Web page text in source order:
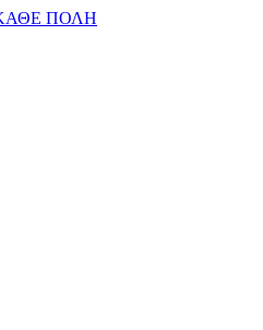
ΠΟΛΗ